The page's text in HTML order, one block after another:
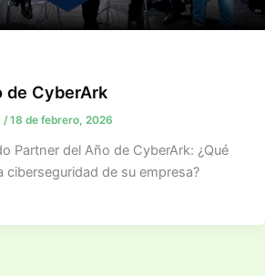
de CyberArk
/18 de febrero, 2026
Partner del Año de CyberArk: ¿Qué
ciberseguridad de su empresa?